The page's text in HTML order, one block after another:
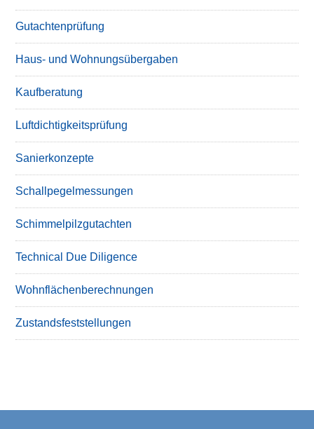
Gutachtenprüfung
Haus- und Wohnungsübergaben
Kaufberatung
Luftdichtigkeitsprüfung
Sanierkonzepte
Schallpegelmessungen
Schimmelpilzgutachten
Technical Due Diligence
Wohnflächenberechnungen
Zustandsfeststellungen